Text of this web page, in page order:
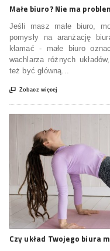
Małe biuro? Nie ma
Jeśli masz małe biuro,
pomysły na aranżację
kłamać - małe biuro
wachlarza różnych
też być główną...
 Zobacz więcej
Czy układ Twojego biura